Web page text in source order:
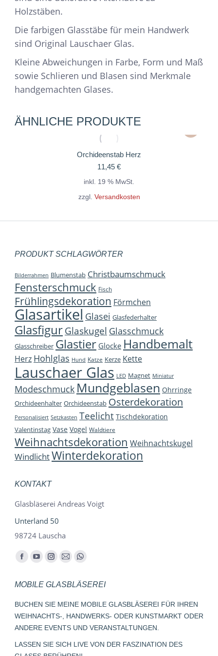
Holzstäben.
Die farbigen Glasstäbe für mein Handwerk
sind Original Lauschaer Glas.
Kleine Abweichungen in Farbe, Form und Maß
sowie Schlieren und Blasen sind Merkmale
handgemachten Glases.
ÄHNLICHE PRODUKTE
Orchideenstab Herz
11,45 €
inkl. 19 % MwSt.
zzgl. Versandkosten
PRODUKT SCHLAGWÖRTER
Bilderrahmen Blumenstab Christbaumschmuck
Fensterschmuck Fisch
Frühlingsdekoration Förmchen
Glasartikel Glasei Glasfederhalter
Glasfigur Glaskugel Glasschmuck
Glasschreiber Glastier Glocke Handbemalt
Herz Hohlglas Hund Katze Kerze Kette
Lauschaer Glas LED Magnet Miniatur
Modeschmuck Mundgeblasen Ohrringe
Orchideenhalter Orchideenstab Osterdekoration
Personalisiert Setzkasten Teelicht Tischdekoration
Valentinstag Vase Vogel Waldtiere
Weihnachtsdekoration Weihnachtskugel
WindlichtWinterdekoration
KONTAKT
Glasbläserei Andreas Voigt
Unterland 50
98724 Lauscha
Finden Sie uns auf:
Facebook
opens
in
new
window
YouTube
opens
in
new
window
Instagram
opens
in
new
window
E-
page
opens
in
new
Whatsapp
opens
in
new
window
MOBILE GLASBLÄSEREI
BUCHEN SIE MEINE MOBILE GLASBLÄSEREI FÜR IHREN
WEIHNACHTS-, HANDWERKS- ODER KUNSTMARKT ODER
ANDERE EVENTS UND VERANSTALTUNGEN.
LASSEN SIE SICH LIVE VON DER FASZINATION DES